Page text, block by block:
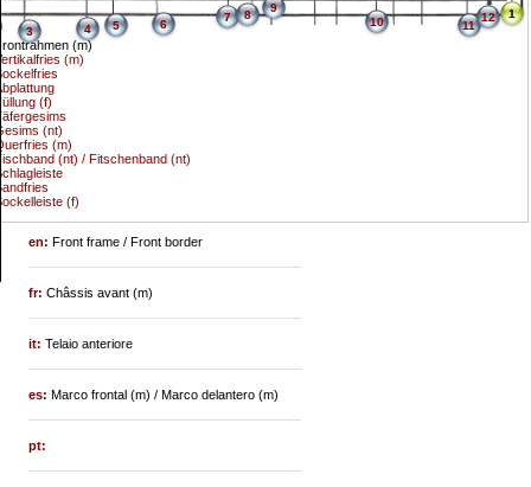
1
(m)
(m)
3 4
(f)
5 6
(nt)
7
(m)
8
(nt) / Fitschenband (nt)
9
10 11
(f)
12
en:Front frame / Front border
fr:Châssis avant (m)
it:Telaio anteriore
es:Marco frontal (m) / Marco delantero (m)
pt: